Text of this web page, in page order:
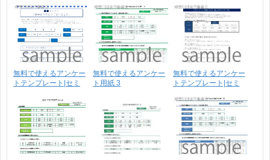
無料で使えるアンケー
トテンプレート|セミ
無料で使えるアンケー
ト用紙 3
無料で使えるアンケー
トテンプレート|セミ